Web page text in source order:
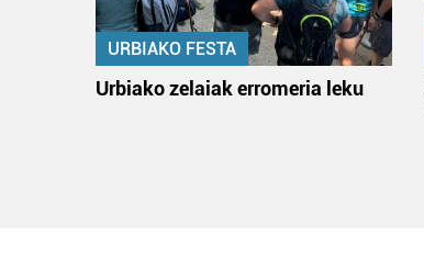
URBIAKO FESTA
Urbiako zelaiak erromeria leku